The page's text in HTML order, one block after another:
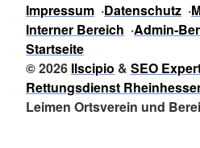
Impressum Datenschutz
Interner Bereich Admin-
Startseite
© 2026 Ilscipio & SEO
Rettungsdienst
Leimen Ortsverein und